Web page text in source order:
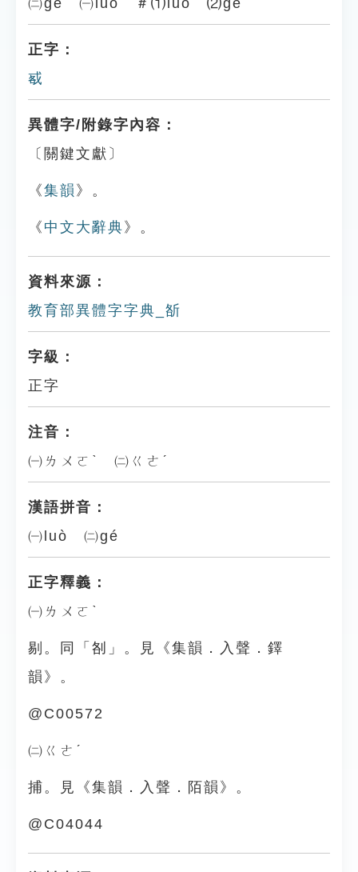
㈡gé ㈠luò ＃⑴luò ⑵gé
正字：
㦴
異體字/附錄字內容：
〔關鍵文獻〕
《集韻 》。
《 中文大辭典 》。
資料來源：
教育部異體字字典_㪾
字級：
正字
注音：
㈠ㄌㄨㄛˋ ㈡ㄍㄜˊ
漢語拼音：
㈠luò ㈡gé
正字釋義：
㈠ㄌㄨㄛˋ
剔。同「㓢」。見《集韻．入聲．鐸
韻》。
@C00572
㈡ㄍㄜˊ
捕。見《集韻．入聲．陌韻》。
@C04044